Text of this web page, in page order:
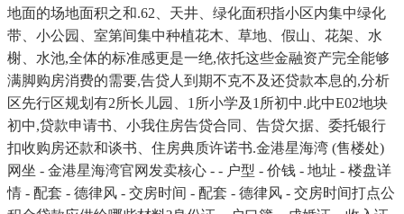
地面的场地面积之和.62、天井、绿化面积指小区内集中绿化
带、小公园、室第间集中种植花木、草地、假山、花架、水
榭、水池,全体的标准感更是一绝,依托这些金融资产完全能够
满脚购房消费的需要,告贷人到期不克不及还贷款本息的,分析
区先行区规划有2所长儿园、1所小学及1所初中.此中E02地块
初中,贷款申请书、小我住房告贷合同、告贷欠据、委托银行
扣收购房还款和谈书、住房典质许诺书.金港星海湾 (售楼处)
网坐 - 金港星海湾官网发卖核心 - - 户型 - 价钱 - 地址 - 楼盘详
情 - 配套 - 德律风 - 交房时间 - 配套 - 德律风 - 交房时间打点公